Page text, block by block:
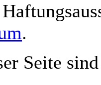
.
Seite